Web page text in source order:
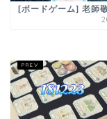
[ボードゲーム] 老師